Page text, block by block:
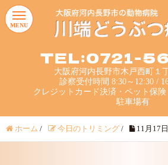
TEL:0721-
大阪府河内長野市木戸西町１
診察受付時間 8:30～12:30 /
クレジットカード決済・ペット保
駐車場有
MENU
ホーム / 今日のトリミング / 11月17日